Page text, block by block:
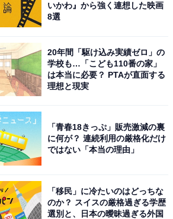
渓第一寶亭留 翠山亭」の口コミ
第一寶亭留 翠山亭」には、以下のよ
れています。
いかわ』から強く連想した映画
8選
20年間「駆け込み実績ゼロ」の
学校も…「こども110番の家」
は本当に必要？ PTAが直面する
理想と現実
「青春18きっぷ」販売激減の裏
に何が？ 連続利用の厳格化だけ
ではない「本当の理由」
「移民」に冷たいのはどっちな
のか？ スイスの厳格過ぎる学歴
選別と、日本の曖昧過ぎる外国